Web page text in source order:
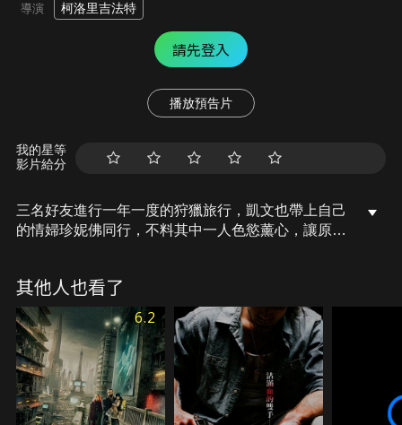
導演 柯洛里吉法特
請先登入
播放預告片
我的星等
影片給分
三名好友進行一年一度的狩獵旅行，凱文也帶上自己
的情婦珍妮佛同行，不料其中一人色慾薰心，讓原本
早已從獵人變成獵物待人宰割……
其他人也看了
6.2